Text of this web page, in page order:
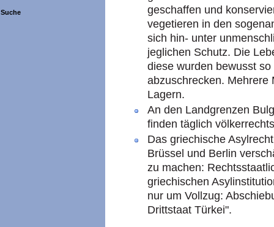
Suche
geschaffen und
vegetieren in den
sich hin- unter
jeglichen Schutz. Die
diese wurden bewusst
abzuschrecken. Mehrere
Lagern.
An den Landgrenzen
finden täglich
Das griechische
Brüssel und Berlin
zu machen:
griechischen
nur um Vollzug:
Drittstaat Türkei".